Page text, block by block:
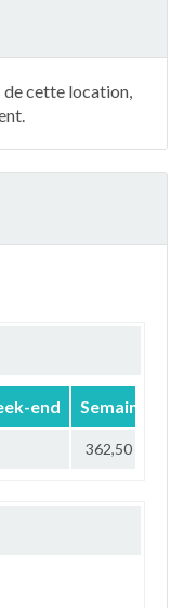
cette location,
end Semaine
362,50 €